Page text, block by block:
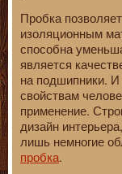
Пробка
изоляционным
способна
является
на подшипники.
свойствам
применение.
дизайн
лишь немногие
пробка.